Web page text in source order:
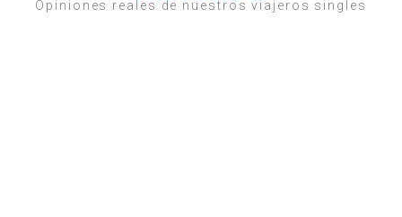
Opiniones reales de nuestros viajeros singles